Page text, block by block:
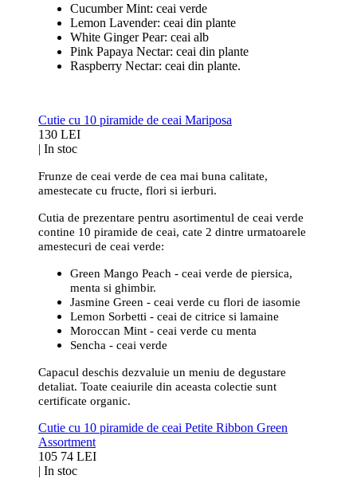
Cucumber Mint: ceai verde
Lemon Lavender: ceai din plante
White Ginger Pear: ceai alb
Pink Papaya Nectar: ceai din plante
Raspberry Nectar: ceai din plante.
Cutie cu 10 piramide de ceai Mariposa
130 LEI
| In stoc
Frunze de ceai verde de cea mai buna calitate,
amestecate cu fructe, flori si ierburi.
Cutia de prezentare pentru asortimentul de ceai verde
contine 10 piramide de ceai, cate 2 dintre urmatoarele
amestecuri de ceai verde:
Green Mango Peach - ceai verde de piersica,
menta si ghimbir.
Jasmine Green - ceai verde cu flori de iasomie
Lemon Sorbetti - ceai de citrice si lamaine
Moroccan Mint - ceai verde cu menta
Sencha - ceai verde
Capacul deschis dezvaluie un meniu de degustare
detaliat. Toate ceaiurile din aceasta colectie sunt
certificate organic.
Cutie cu 10 piramide de ceai Petite Ribbon Green
Assortment
105 74 LEI
| In stoc